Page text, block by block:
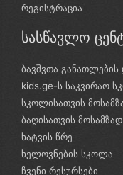
რეგისტრაცია
სასწავლო
ბავშვთა განათლების
kids.ge-ს საკვირაო
სკოლისათვის
ბაღისათვის
ხატვის წრე
ხელოვნების სკოლა
ჩვენი რესურსები